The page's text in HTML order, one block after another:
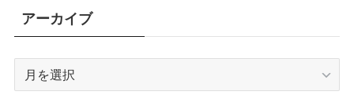
アーカイブ